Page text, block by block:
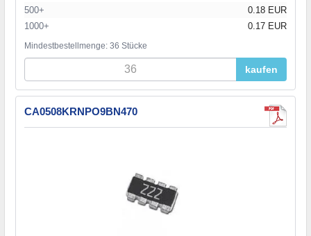
500+
0.18 EUR
1000+
0.17 EUR
Mindestbestellmenge: 36 Stücke
kaufen
CA0508KRNPO9BN470